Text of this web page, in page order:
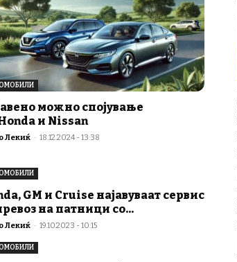
можно спојување
и Nissan
Лекиќ - 18.12.2024 - 13:38
GM и Cruise најавуваат сервис
на патници со...
Лекиќ - 19.10.2023 - 10:15